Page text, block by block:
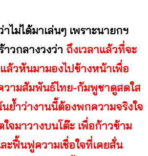
ไม่ได้มาเล่นๆ เพราะนายกฯ
วกลางวงว่า ถึงเวลาแล้วที่จะ
ล้วหันมามองไปข้างหน้าเพื่อ
วามสัมพันธ์ไทย-กัมพูชาดูสดใส
นย้ำว่างานนี้ต้องพกความจริงใจ
จมาวางบนโต๊ะ เพื่อก้าวข้าม
ะฟื้นฟูความเชื่อใจที่เคยสั่น